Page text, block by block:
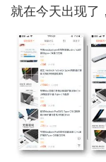
就在今天出现了